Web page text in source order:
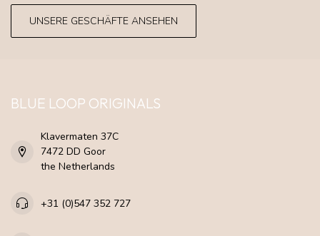
UNSERE GESCHÄFTE ANSEHEN
BLUE LOOP ORIGINALS
Klavermaten 37C
7472 DD Goor
the Netherlands
+31 (0)547 352 727